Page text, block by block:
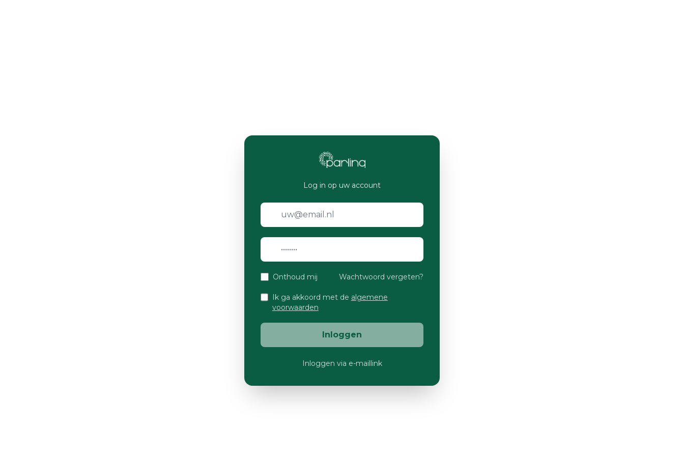
Log in op uw account
Onthoud mij Wachtwoord vergeten?
Ik ga akkoord met de algemene
voorwaarden
Inloggen
Inloggen via e-maillink